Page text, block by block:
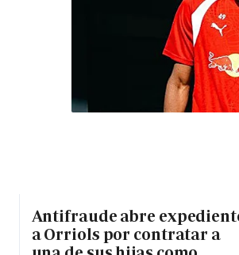
Antifraude abre
a Orriols por contratar a